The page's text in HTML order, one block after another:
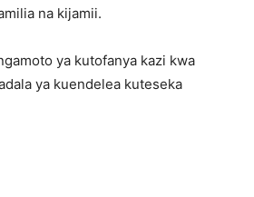
na kijamii.
ya kutofanya kazi kwa
ya kuendelea kuteseka